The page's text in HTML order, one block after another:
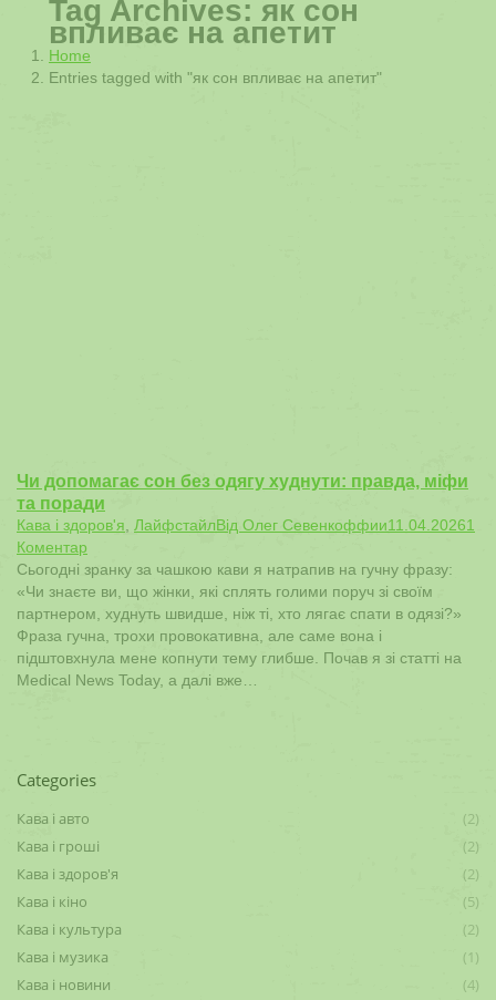
Tag Archives: як сон
впливає на апетит
You are here:
Home
Entries tagged with "як сон впливає на апетит"
Чи допомагає сон без одягу худнути: правда, міфи
та поради
Кава і здоров'я ЛайфстайлВід Олег Севенкоффии11.04.20261
Коментар
Сьогодні зранку за чашкою кави я натрапив на гучну фразу:
«Чи знаєте ви, що жінки, які сплять голими поруч зі своїм
партнером, худнуть швидше, ніж ті, хто лягає спати в одязі?»
Фраза гучна, трохи провокативна, але саме вона і
підштовхнула мене копнути тему глибше. Почав я зі статті на
Medical News Today, а далі вже…
Categories
Кава і авто
(2)
Кава і гроші
(2)
Кава і здоров'я
(2)
Кава і кіно
(5)
Кава і культура
(2)
Кава і музика
(1)
Кава і новини
(4)